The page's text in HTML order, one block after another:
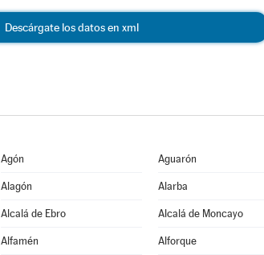
Descárgate los datos en xml
Agón Aguarón
Alagón Alarba
Alcalá de Ebro Alcalá de Moncayo
Alfamén Alforque